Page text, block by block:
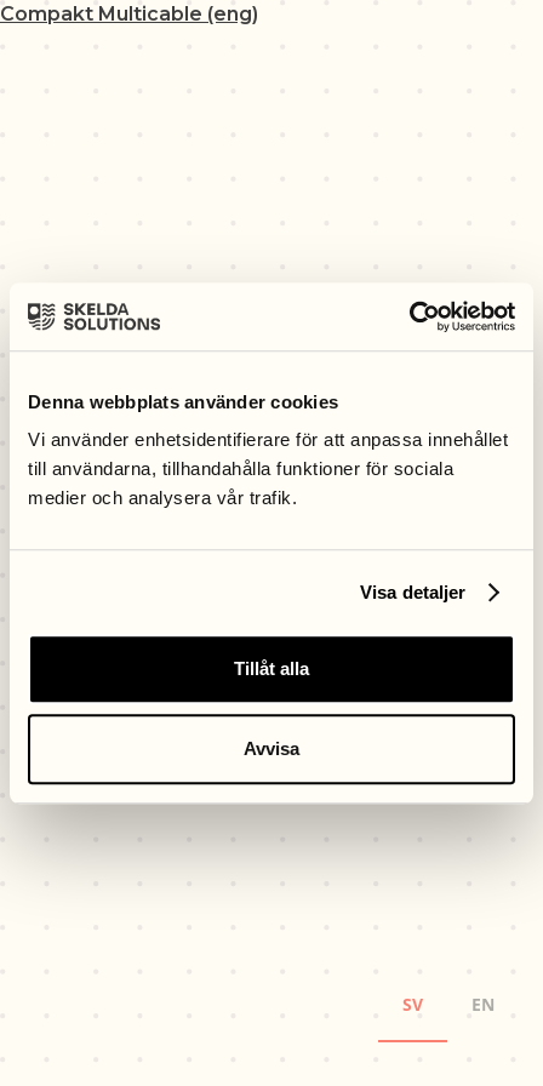
Denna webbplats använder cookies
Vi använder enhetsidentifierare för att anpassa innehållet
till användarna, tillhandahålla funktioner för sociala
medier och analysera vår trafik.
Visa detaljer
Tillåt alla
Avvisa
Compakt Multicable (eng)
SV EN